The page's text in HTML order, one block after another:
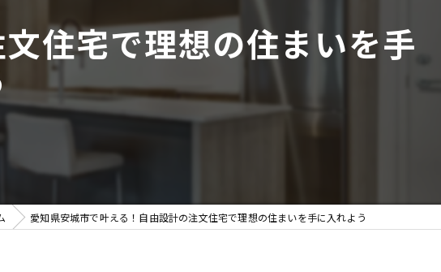
セルロースファイバー
住宅で理想の住まいを手
愛知県安城市で叶える！自由設計の注文住宅で理想の住まいを手に入れよう